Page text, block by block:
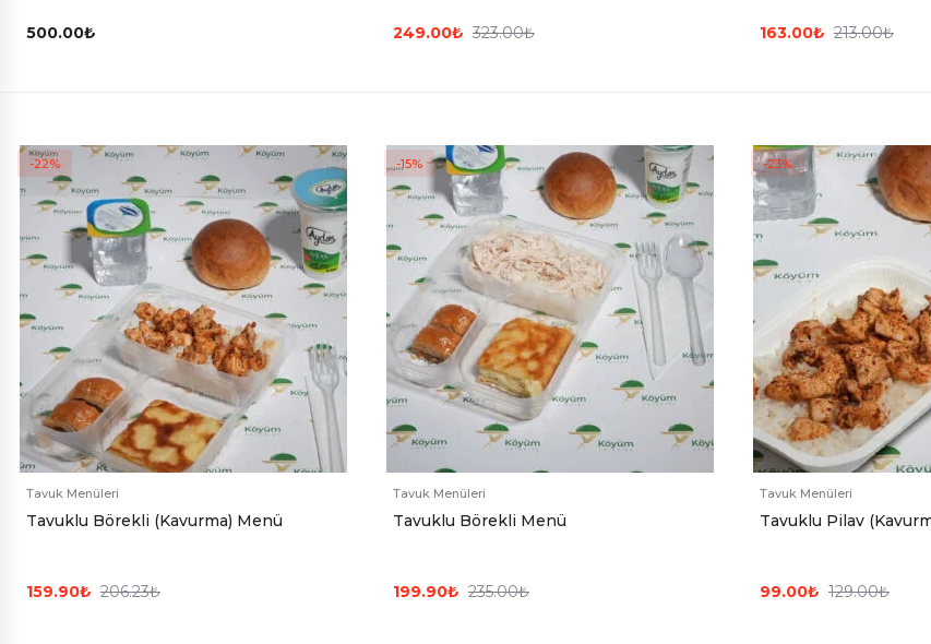
500.00₺ 323.00₺
249.00₺ 213.00₺
163.00₺
-22%
Tavuk Menüleri
Tavuklu Börekli (Kavurma) Menü
206.23₺
159.90₺
-15%
Tavuk Menüleri
Tavuklu Börekli Menü
235.00₺
199.90₺
-23%
Tavuk Menüleri
Tavuklu Pilav
129.00₺
99.00₺